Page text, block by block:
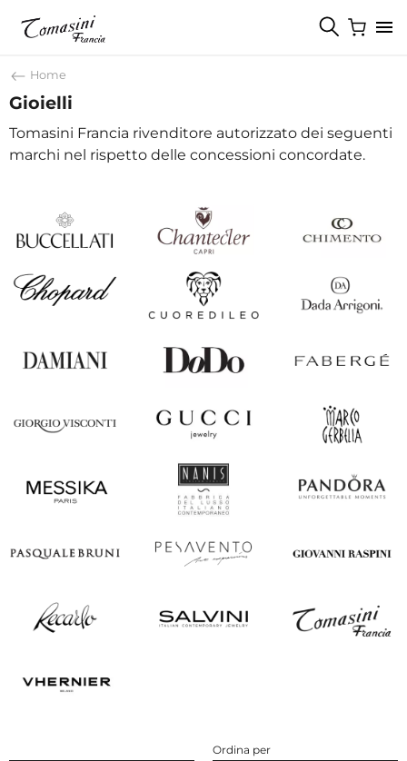
Home
Gioielli
Tomasini Francia rivenditore autorizzato dei seguenti
marchi nel rispetto delle concessioni concordate.
Ordina per